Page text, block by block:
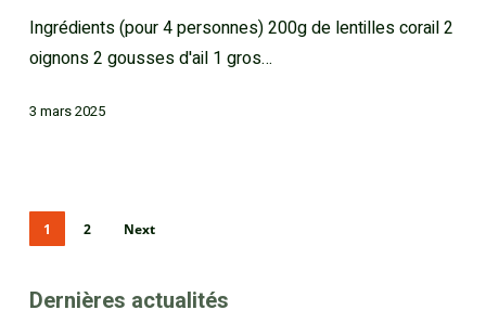
Ingrédients (pour 4 personnes) 200g de lentilles corail 2
oignons 2 gousses d'ail 1 gros…
3 mars 2025
1 2 Next
Dernières actualités